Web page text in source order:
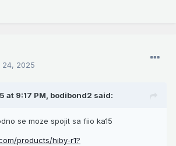
24, 2025
9:17 PM, bodibond2 said:
se moze spojit sa fiio ka15
products/hiby-r1?